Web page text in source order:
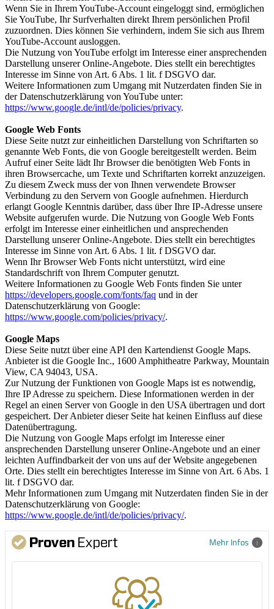
Wenn Sie in Ihrem YouTube-Account eingeloggt sind, ermöglichen
Sie YouTube, Ihr Surfverhalten direkt Ihrem persönlichen Profil
zuzuordnen. Dies können Sie verhindern, indem Sie sich aus Ihrem
YouTube-Account ausloggen.
Die Nutzung von YouTube erfolgt im Interesse einer ansprechenden
Darstellung unserer Online-Angebote. Dies stellt ein berechtigtes
Interesse im Sinne von Art. 6 Abs. 1 lit. f DSGVO dar.
Weitere Informationen zum Umgang mit Nutzerdaten finden Sie in
der Datenschutzerklärung von YouTube unter:
https://www.google.de/intl/de/policies/privacy.
Google Web Fonts
Diese Seite nutzt zur einheitlichen Darstellung von Schriftarten so
genannte Web Fonts, die von Google bereitgestellt werden. Beim
Aufruf einer Seite lädt Ihr Browser die benötigten Web Fonts in
ihren Browsercache, um Texte und Schriftarten korrekt anzuzeigen.
Zu diesem Zweck muss der von Ihnen verwendete Browser
Verbindung zu den Servern von Google aufnehmen. Hierdurch
erlangt Google Kenntnis darüber, dass über Ihre IP-Adresse unsere
Website aufgerufen wurde. Die Nutzung von Google Web Fonts
erfolgt im Interesse einer einheitlichen und ansprechenden
Darstellung unserer Online-Angebote. Dies stellt ein berechtigtes
Interesse im Sinne von Art. 6 Abs. 1 lit. f DSGVO dar.
Wenn Ihr Browser Web Fonts nicht unterstützt, wird eine
Standardschrift von Ihrem Computer genutzt.
Weitere Informationen zu Google Web Fonts finden Sie unter
https://developers.google.com/fonts/faq und in der
Datenschutzerklärung von Google:
https://www.google.com/policies/privacy/.
Google Maps
Diese Seite nutzt über eine API den Kartendienst Google Maps.
Anbieter ist die Google Inc., 1600 Amphitheatre Parkway, Mountain
View, CA 94043, USA.
Zur Nutzung der Funktionen von Google Maps ist es notwendig,
Ihre IP Adresse zu speichern. Diese Informationen werden in der
Regel an einen Server von Google in den USA übertragen und dort
gespeichert. Der Anbieter dieser Seite hat keinen Einfluss auf diese
Datenübertragung.
Die Nutzung von Google Maps erfolgt im Interesse einer
ansprechenden Darstellung unserer Online-Angebote und an einer
leichten Auffindbarkeit der von uns auf der Website angegebenen
Orte. Dies stellt ein berechtigtes Interesse im Sinne von Art. 6 Abs. 1
lit. f DSGVO dar.
Mehr Informationen zum Umgang mit Nutzerdaten finden Sie in der
Datenschutzerklärung von Google:
https://www.google.de/intl/de/policies/privacy/.
Mehr Infos